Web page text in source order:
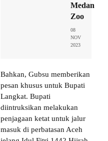
Medan
Zoo
08
NOV
2023
Bahkan, Gubsu memberikan
pesan khusus untuk Bupati
Langkat. Bupati
diintruksikan melakukan
penjagaan ketat untuk jalur
masuk di perbatasan Aceh